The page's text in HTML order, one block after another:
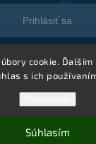
cookie.
s ich
Súhlasím
Prihlásiť sa